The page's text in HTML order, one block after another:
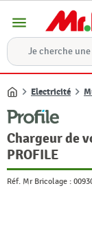
menu
Accueil
Electricité
Chargeur de
PROFILE
Réf. Mr Bricolage :